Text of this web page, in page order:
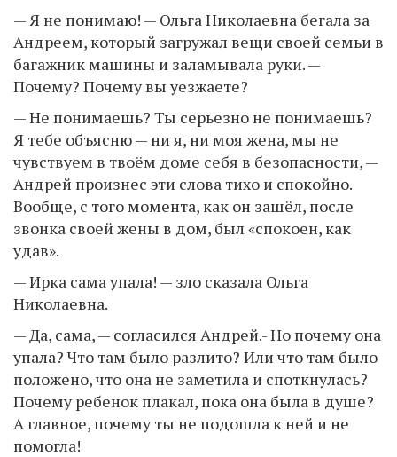
— Я не понимаю! — Ольга Николаевна бегала за
Андреем, который загружал вещи своей семьи в
багажник машины и заламывала руки. —
Почему? Почему вы уезжаете?
— Не понимаешь? Ты серьезно не понимаешь?
Я тебе объясню — ни я, ни моя жена, мы не
чувствуем в твоём доме себя в безопасности, —
Андрей произнес эти слова тихо и спокойно.
Вообще, с того момента, как он зашёл, после
звонка своей жены в дом, был «спокоен, как
удав».
— Ирка сама упала! — зло сказала Ольга
Николаевна.
— Да, сама, — согласился Андрей.- Но почему она
упала? Что там было разлито? Или что там было
положено, что она не заметила и споткнулась?
Почему ребенок плакал, пока она была в душе?
А главное, почему ты не подошла к ней и не
помогла!